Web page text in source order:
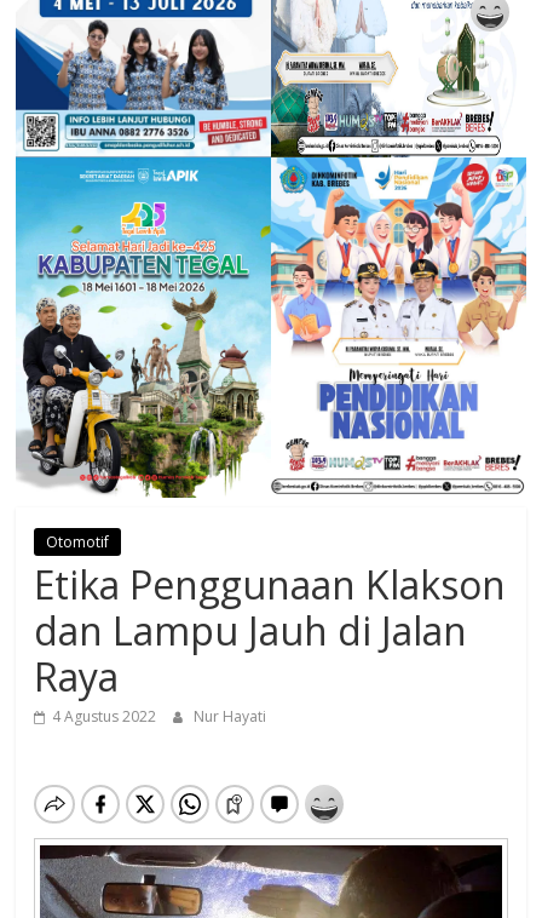
Otomotif
Etika Penggunaan Klakson
dan Lampu Jauh di Jalan
Raya
4 Agustus 2022 Nur Hayati